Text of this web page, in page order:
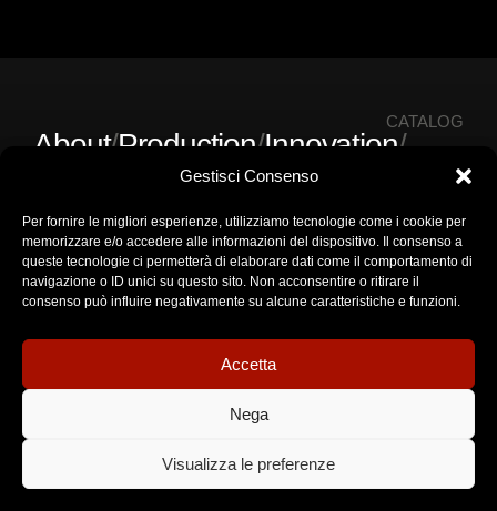
Gestisci Consenso
Per fornire le migliori esperienze, utilizziamo tecnologie come i cookie per
memorizzare e/o accedere alle informazioni del dispositivo. Il consenso a
queste tecnologie ci permetterà di elaborare dati come il comportamento di
navigazione o ID unici su questo sito. Non acconsentire o ritirare il
consenso può influire negativamente su alcune caratteristiche e funzioni.
Accetta
Nega
Visualizza le preferenze
CATALOG
About/Production/Innovation/
Contacts
GET IN TOUCH
+39 06 94443017
info@onemore.it
Via Cassiodoro, 9, 00195 Roma RM
Gruppo Axed P.I. 09062991006 –Privacy Policy
Policy|Impresa Trasparente|Termini di Utilizzo